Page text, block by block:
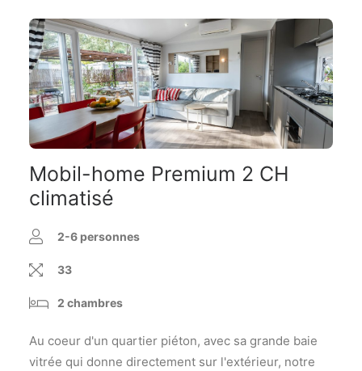
Mobil-home Premium 2 CH
climatisé
2-6 personnes
33
2 chambres
Au coeur d'un quartier piéton, avec sa grande baie
vitrée qui donne directement sur l'extérieur, notre